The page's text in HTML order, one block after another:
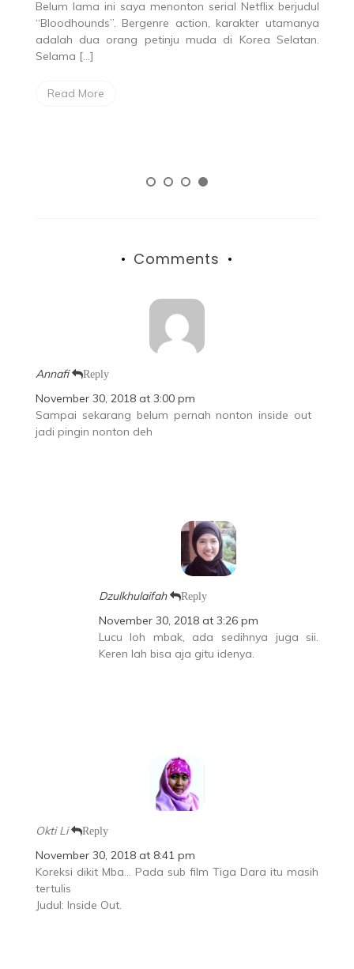
Belum lama ini saya menonton serial Netflix berjudul
“Bloodhounds”. Bergenre action, karakter utamanya
adalah dua orang petinju muda di Korea Selatan.
Selama […]
Read More
Comments
Annafi Reply
November 30, 2018 at 3:00 pm
Sampai sekarang belum pernah nonton inside out
jadi pingin nonton deh
Dzulkhulaifah Reply
November 30, 2018 at 3:26 pm
Lucu loh mbak, ada sedihnya juga sii.
Keren lah bisa aja gitu idenya.
Okti Li Reply
November 30, 2018 at 8:41 pm
Koreksi dikit Mba… Pada sub film Tiga Dara itu masih
tertulis
Judul: Inside Out.